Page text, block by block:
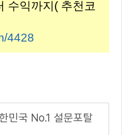
수익까지( 추천코
4428
민국 No.1 설문포탈